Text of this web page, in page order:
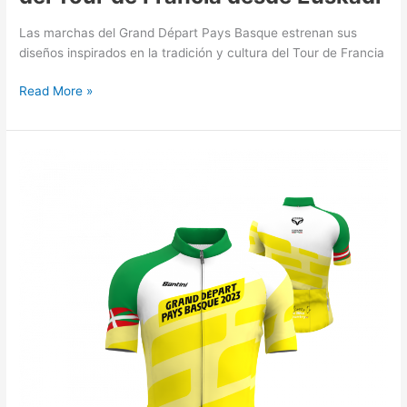
Las marchas del Grand Départ Pays Basque estrenan sus
diseños inspirados en la tradición y cultura del Tour de Francia
Read More »